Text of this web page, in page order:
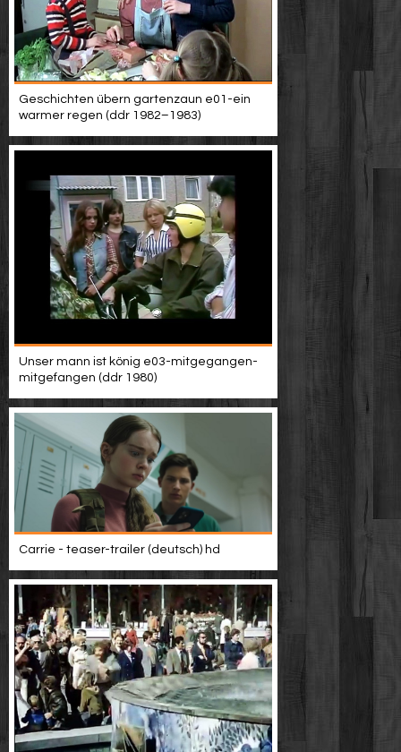
Geschichten übern gartenzaun e01-ein
warmer regen (ddr 1982–1983)
Unser mann ist könig e03-mitgegangen-
mitgefangen (ddr 1980)
Carrie - teaser-trailer (deutsch) hd